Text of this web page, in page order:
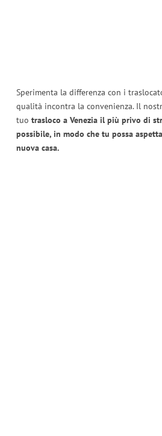
Sperimenta la differenza con i
qualità incontra la convenienza. Il
tuo trasloco a Venezia il più privo di
possibile, in modo che tu possa
nuova casa.